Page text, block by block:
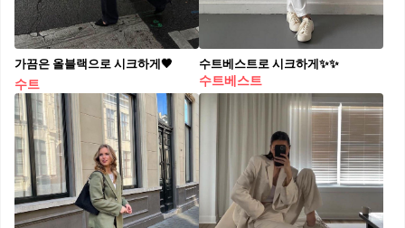
가끔은 올블랙으로 시크하게🖤
수트
수트베스트로 시크하게✨✨
수트베스트